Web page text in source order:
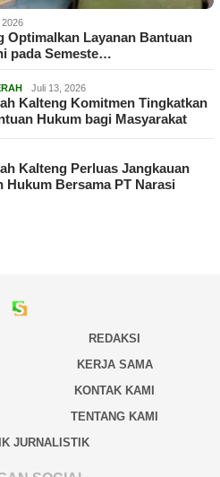
2026
Optimalkan Layanan Bantuan
pada Semeste…
Juli 13, 2026
Kalteng Komitmen Tingkatkan
Hukum bagi Masyarakat
Kalteng Perluas Jangkauan
Hukum Bersama PT Narasi
REDAKSI
KERJA SAMA
KONTAK KAMI
TENTANG KAMI
JURNALISTIK